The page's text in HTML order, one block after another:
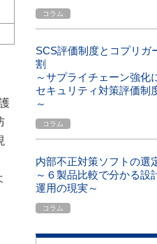
コラム
SCS評価制度とコプリガ
割
～サプライチェーン強化
セキュリティ対策評価制
～
コラム
内部不正対策ソフトの選
～６製品比較で分かる設
運用の現実～
コラム